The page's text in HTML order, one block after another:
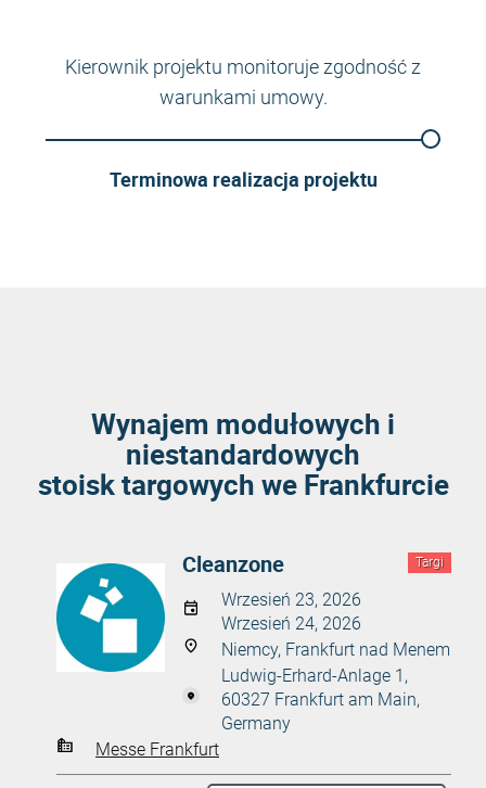
Kierownik projektu monitoruje zgodność z
warunkami umowy.
Terminowa realizacja projektu
Wynajem modułowych i
niestandardowych
stoisk targowych we Frankfurcie
Targi
Cleanzone
Wrzesień 23, 2026
Wrzesień 24, 2026
Niemcy, Frankfurt nad Menem
Ludwig-Erhard-Anlage 1,
60327 Frankfurt am Main,
Germany
Messe Frankfurt